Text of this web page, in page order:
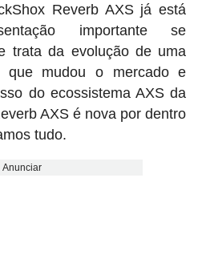
Reverb AXS já está
importante se
trata da evolução de uma
que mudou o mercado e
do ecossistema AXS da
AXS é nova por dentro
tudo.
Anunciar